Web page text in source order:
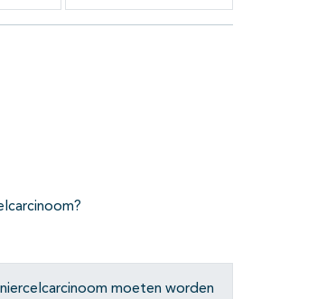
moeten worden